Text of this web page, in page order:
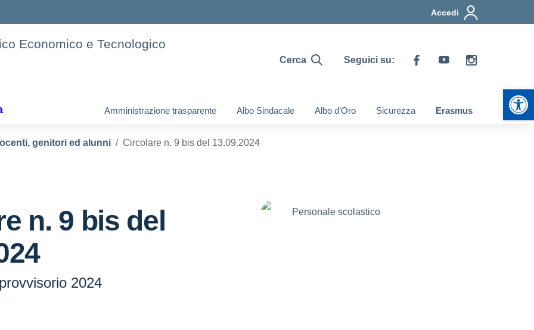
Accedi
Economico e Tecnologico
Cerca Seguici su:
Amministrazione trasparente Albo Sindacale Albo d’Oro Sicurezza Erasmus
genitori ed alunni Circolare n. 9 bis del 13.09.2024
n. 9 bis del
2024
Personale scolastico